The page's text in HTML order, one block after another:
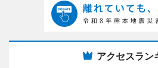
アクセスラン